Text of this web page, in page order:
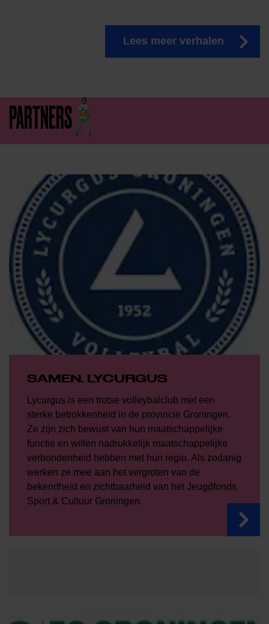
Lees meer verhalen
PARTNERS
SAMEN. LYCURGUS
Lycurgus is een trotse volleybalclub met een
sterke betrokkenheid in de provincie Groningen.
Ze zijn zich bewust van hun maatschappelijke
functie en willen nadrukkelijk maatschappelijke
verbondenheid hebben met hun regio. Als zodanig
werken ze mee aan het vergroten van de
bekendheid en zichtbaarheid van het Jeugdfonds
Sport & Cultuur Groningen.